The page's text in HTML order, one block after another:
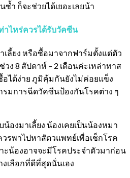
ำ ก็จะช่วยได้เยอะเลยน้า
าไหร่ควรได้รับวัคซีน
ลี้ยง หรือซื้อมาจากฟาร์มตั้งแต่ตัว
วง 8 สัปดาห์ – 2 เดือนค่ะเหล่าทาส
อได้ง่าย ภูมิคุ้มกันยังไม่ค่อยแข็ง
มการฉีดวัคซีนป้องกันโรคต่าง ๆ
องมาเลี้ยง น้องเคยเป็นน้องหมา
รพาไปหาสัตวแพทย์เพื่อเช็กโรค
ะน้องอาจจะมีโรคประจำตัวมาก่อน
เลือกที่ดีที่สุดนั่นเอง